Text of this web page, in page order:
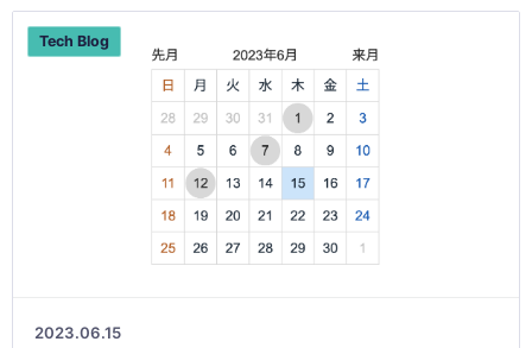
Tech Blog
2023.06.15